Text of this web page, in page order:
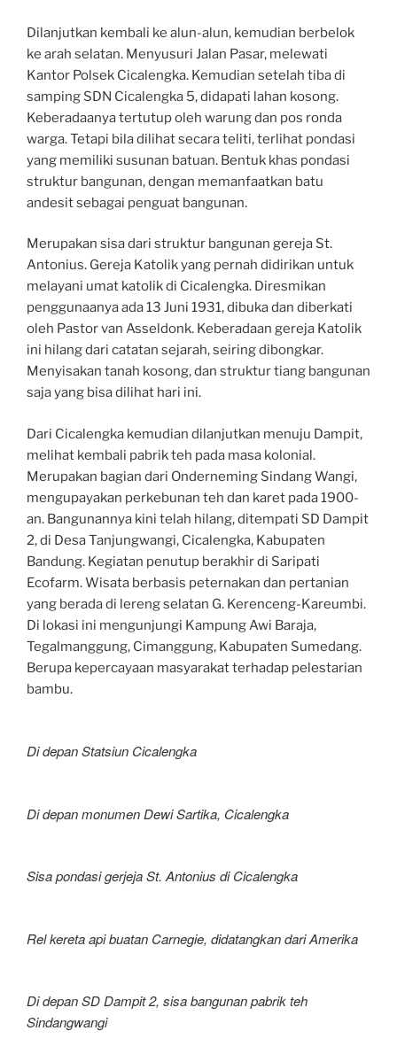
Dilanjutkan kembali ke alun-alun, kemudian berbelok
ke arah selatan. Menyusuri Jalan Pasar, melewati
Kantor Polsek Cicalengka. Kemudian setelah tiba di
samping SDN Cicalengka 5, didapati lahan kosong.
Keberadaanya tertutup oleh warung dan pos ronda
warga. Tetapi bila dilihat secara teliti, terlihat pondasi
yang memiliki susunan batuan. Bentuk khas pondasi
struktur bangunan, dengan memanfaatkan batu
andesit sebagai penguat bangunan.
Merupakan sisa dari struktur bangunan gereja St.
Antonius. Gereja Katolik yang pernah didirikan untuk
melayani umat katolik di Cicalengka. Diresmikan
penggunaanya ada 13 Juni 1931, dibuka dan diberkati
oleh Pastor van Asseldonk. Keberadaan gereja Katolik
ini hilang dari catatan sejarah, seiring dibongkar.
Menyisakan tanah kosong, dan struktur tiang bangunan
saja yang bisa dilihat hari ini.
Dari Cicalengka kemudian dilanjutkan menuju Dampit,
melihat kembali pabrik teh pada masa kolonial.
Merupakan bagian dari Onderneming Sindang Wangi,
mengupayakan perkebunan teh dan karet pada 1900-
an. Bangunannya kini telah hilang, ditempati SD Dampit
2, di Desa Tanjungwangi, Cicalengka, Kabupaten
Bandung. Kegiatan penutup berakhir di Saripati
Ecofarm. Wisata berbasis peternakan dan pertanian
yang berada di lereng selatan G. Kerenceng-Kareumbi.
Di lokasi ini mengunjungi Kampung Awi Baraja,
Tegalmanggung, Cimanggung, Kabupaten Sumedang.
Berupa kepercayaan masyarakat terhadap pelestarian
bambu.
Di depan Statsiun Cicalengka
Di depan monumen Dewi Sartika, Cicalengka
Sisa pondasi gerjeja St. Antonius di Cicalengka
Rel kereta api buatan Carnegie, didatangkan dari Amerika
Di depan SD Dampit 2, sisa bangunan pabrik teh
Sindangwangi